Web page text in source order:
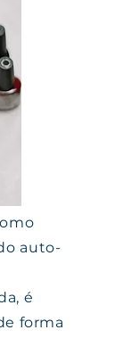
auto-
é
forma